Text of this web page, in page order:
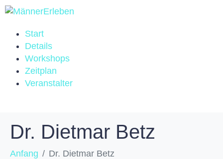
Start
Details
Workshops
Zeitplan
Veranstalter
Dr. Dietmar Betz
Anfang Dr. Dietmar Betz